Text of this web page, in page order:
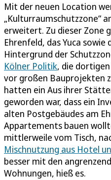
Mit der neuen Location
„Kulturraumschutzzone“
erweitert. Zu dieser Zone
Ehrenfeld, das Yuca sowie
Hintergrund der
Kölner Politik, die
vor großen Bauprojekten
hatten ein Aus ihrer
geworden war, dass ein
alten Postgebäudes am
Appartements bauen
mittlerweile vom Tisch,
Mischnutzung aus Hotel
besser mit den
Wohnungen, hieß es.